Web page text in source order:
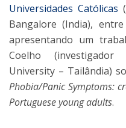
Universidades Católicas
Bangalore (India),
apresentando um
Coelho (investigador
University – Tailândia)
Phobia/Panic Symptoms:
Portuguese young adults.